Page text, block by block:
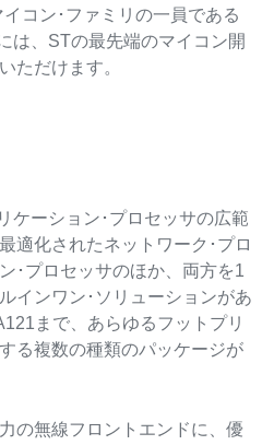
コン･ファミリの一員である
は、STの最先端のマイコン開
ただけます。
ケーション･プロセッサの広範
適化されたネットワーク･プロ
･プロセッサのほか、両方を1
インワン･ソリューションがあ
まで、あらゆるフットプリ
る複数の種類のパッケージが
の無線フロントエンドに、優